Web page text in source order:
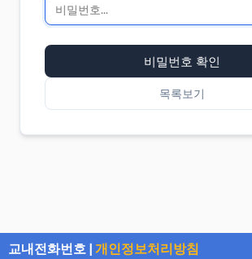
목록보기
비밀번호 확인
교내전화번호 | 개인정보처리방침